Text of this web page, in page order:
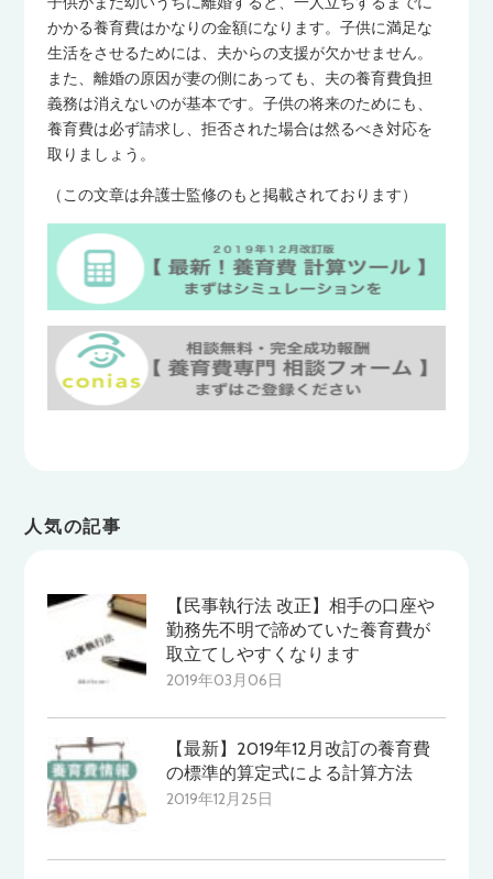
かかる養育費はかなりの金額になります。子供に満足な
生活をさせるためには、夫からの支援が欠かせません。
また、離婚の原因が妻の側にあっても、夫の養育費負担
義務は消えないのが基本です。子供の将来のためにも、
養育費は必ず請求し、拒否された場合は然るべき対応を
取りましょう。
（この文章は弁護士監修のもと掲載されております）
人気の記事
【民事執行法 改正】相手の口座や
勤務先不明で諦めていた養育費が
取立てしやすくなります
2019年03月06日
【最新】2019年12月改訂の養育費
の標準的算定式による計算方法
2019年12月25日